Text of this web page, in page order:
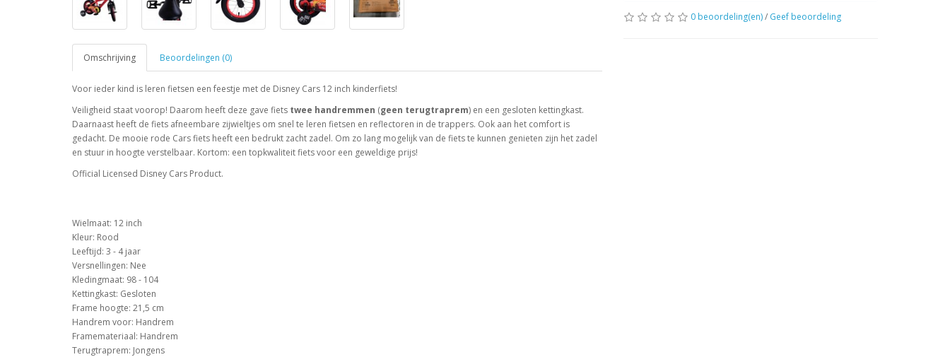
Omschrijving Beoordelingen (0)
Voor ieder kind is leren fietsen een feestje met de Disney Cars 12 inch kinderfiets!
Veiligheid staat voorop! Daarom heeft deze gave fiets twee handremmen (geen terugtraprem) en een gesloten kettingkast.
Daarnaast heeft de fiets afneembare zijwieltjes om snel te leren fietsen en reflectoren in de trappers. Ook aan het comfort is
gedacht. De mooie rode Cars fiets heeft een bedrukt zacht zadel. Om zo lang mogelijk van de fiets te kunnen genieten zijn het zadel
en stuur in hoogte verstelbaar. Kortom: een topkwaliteit fiets voor een geweldige prijs!
Official Licensed Disney Cars Product.
Wielmaat: 12 inch
Kleur: Rood
Leeftijd: 3 - 4 jaar
Versnellingen: Nee
Kledingmaat: 98 - 104
Kettingkast: Gesloten
Frame hoogte: 21,5 cm
Handrem voor: Handrem
Framemateriaal: Handrem
Terugtraprem: Jongens
0 beoordeling(en)/ Geef beoordeling